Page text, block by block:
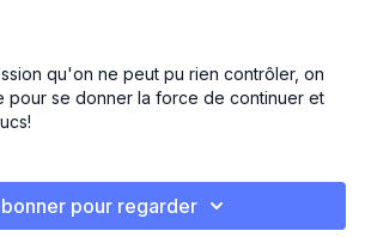
qu'on ne peut pu rien contrôler, on
pour se donner la force de continuer et
pour regarder